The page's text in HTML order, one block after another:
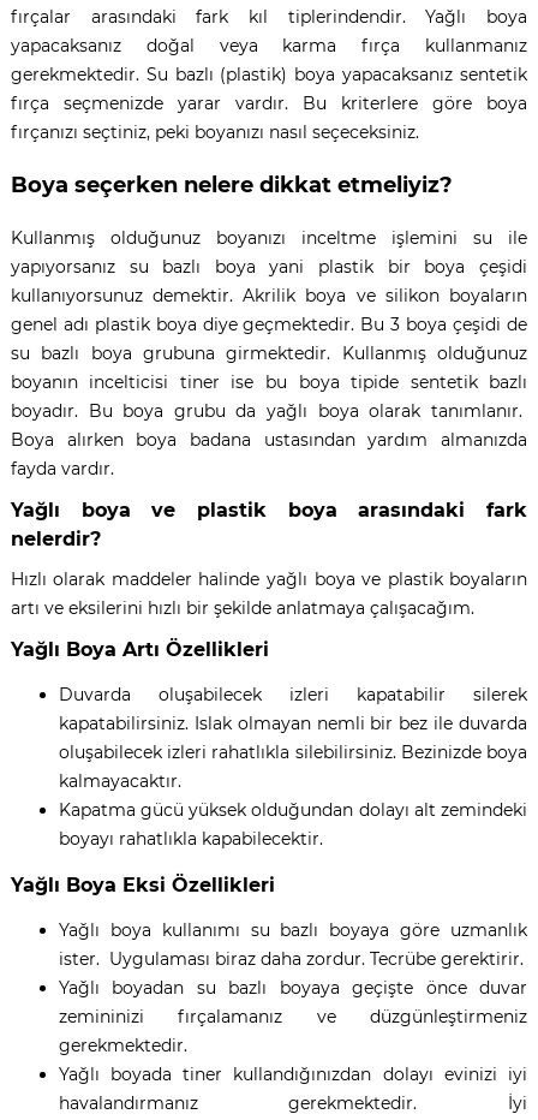
fırçalar arasındaki fark kıl tiplerindendir. Yağlı boya
yapacaksanız doğal veya karma fırça kullanmanız
gerekmektedir. Su bazlı (plastik) boya yapacaksanız sentetik
fırça seçmenizde yarar vardır. Bu kriterlere göre boya
fırçanızı seçtiniz, peki boyanızı nasıl seçeceksiniz.
Boya seçerken nelere dikkat etmeliyiz?
Kullanmış olduğunuz boyanızı inceltme işlemini su ile
yapıyorsanız su bazlı boya yani plastik bir boya çeşidi
kullanıyorsunuz demektir. Akrilik boya ve silikon boyaların
genel adı plastik boya diye geçmektedir. Bu 3 boya çeşidi de
su bazlı boya grubuna girmektedir. Kullanmış olduğunuz
boyanın incelticisi tiner ise bu boya tipide sentetik bazlı
boyadır. Bu boya grubu da yağlı boya olarak tanımlanır.
Boya alırken boya badana ustasından yardım almanızda
fayda vardır.
Yağlı boya ve plastik boya arasındaki fark
nelerdir?
Hızlı olarak maddeler halinde yağlı boya ve plastik boyaların
artı ve eksilerini hızlı bir şekilde anlatmaya çalışacağım.
Yağlı Boya Artı Özellikleri
Duvarda oluşabilecek izleri kapatabilir silerek
kapatabilirsiniz. Islak olmayan nemli bir bez ile duvarda
oluşabilecek izleri rahatlıkla silebilirsiniz. Bezinizde boya
kalmayacaktır.
Kapatma gücü yüksek olduğundan dolayı alt zemindeki
boyayı rahatlıkla kapabilecektir.
Yağlı Boya Eksi Özellikleri
Yağlı boya kullanımı su bazlı boyaya göre uzmanlık
ister. Uygulaması biraz daha zordur. Tecrübe gerektirir.
Yağlı boyadan su bazlı boyaya geçişte önce duvar
zemininizi fırçalamanız ve düzgünleştirmeniz
gerekmektedir.
Yağlı boyada tiner kullandığınızdan dolayı evinizi iyi
havalandırmanız gerekmektedir. İyi